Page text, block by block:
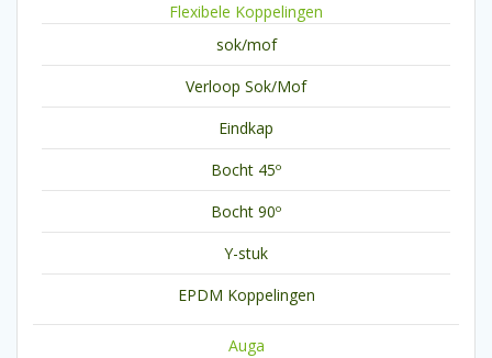
Flexibele Koppelingen
sok/mof
Verloop Sok/Mof
Eindkap
Bocht 45º
Bocht 90º
Y-stuk
EPDM Koppelingen
Auga